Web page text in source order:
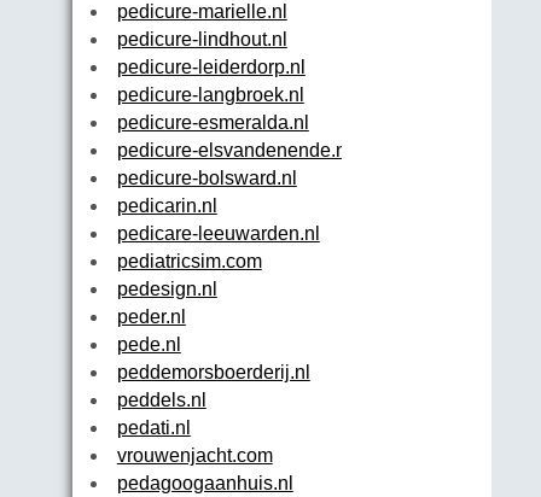
pedicure-marielle.nl
pedicure-lindhout.nl
pedicure-leiderdorp.nl
pedicure-langbroek.nl
pedicure-esmeralda.nl
pedicure-elsvandenende.nl
pedicure-bolsward.nl
pedicarin.nl
pedicare-leeuwarden.nl
pediatricsim.com
pedesign.nl
peder.nl
pede.nl
peddemorsboerderij.nl
peddels.nl
pedati.nl
vrouwenjacht.com
pedagoogaanhuis.nl